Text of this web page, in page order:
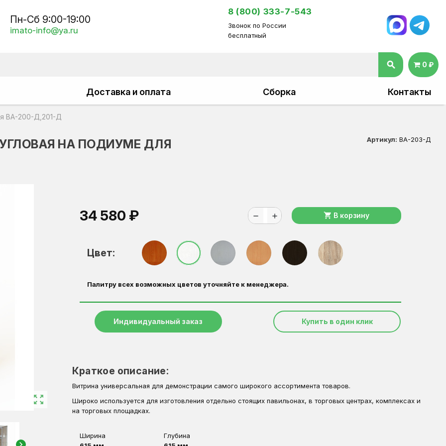
Пн-Сб 9:00-19:00
imato-info@ya.ru
8 (800) 333-7-543
Звонок по России
бесплатный
search 0 ₽
Доставка и оплата Сборка Контакты
ВА-200-Д,201-Д
НА ПОДИУМЕ ДЛЯ
Артикул: ВА-203-Д
zoom_out_map
34 580 ₽ remove add shopping_cart В корзину
Цвет:
Палитру всех возможных цветов уточняйте к менеджера.
Индивидуальный заказ Купить в один клик
Краткое описание:
Витрина универсальная для демонстрации самого широкого ассортимента товаров.
Широко используется для изготовления отдельно стоящих павильонах, в торговых центрах, комплексах и
на торговых площадках.
Ширина
Глубина